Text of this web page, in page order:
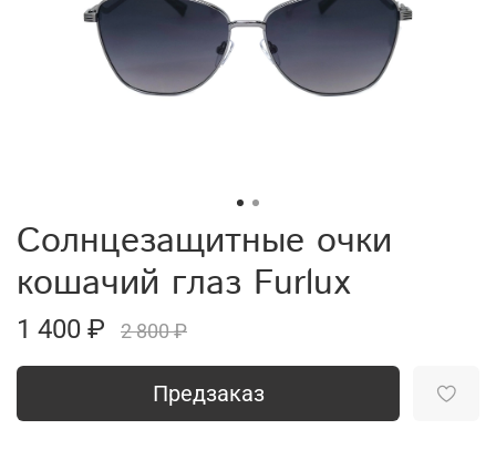
Солнцезащитные очки
кошачий глаз Furlux
1 400 ₽ 2 800 ₽
Предзаказ